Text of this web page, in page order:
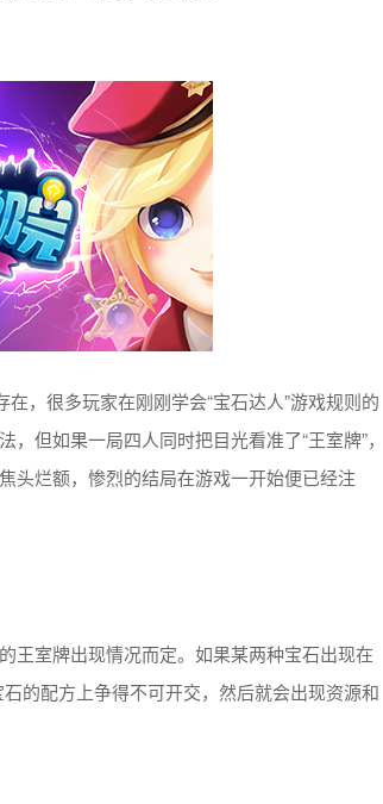
，很多玩家在刚刚学会“宝石达人”游戏规则的
但如果一局四人同时把目光看准了“王室牌”，
头烂额，惨烈的结局在游戏一开始便已经注
王室牌出现情况而定。如果某两种宝石出现在
的配方上争得不可开交，然后就会出现资源和